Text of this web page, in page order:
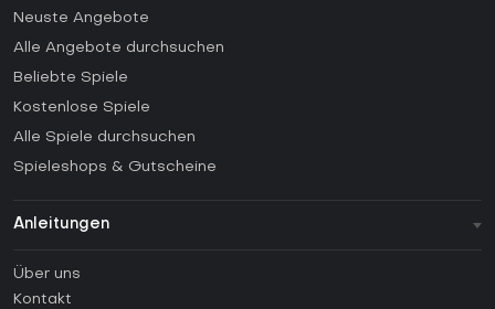
Neuste Angebote
Alle Angebote durchsuchen
Beliebte Spiele
Kostenlose Spiele
Alle Spiele durchsuchen
Spieleshops & Gutscheine
Anleitungen
Anleitungen
Über uns
Kontakt